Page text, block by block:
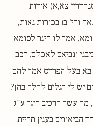
צא,א) אודות
והי' בו בכורות נאות,
אמר לו חיגר לסומא
ונביאם לאכלם, רכב
בא בעל הפרדס אמר להם
יש לי רגלים להלך בהן?
מה עשה הרכיב חיגר ע"ג
בענין תחיית